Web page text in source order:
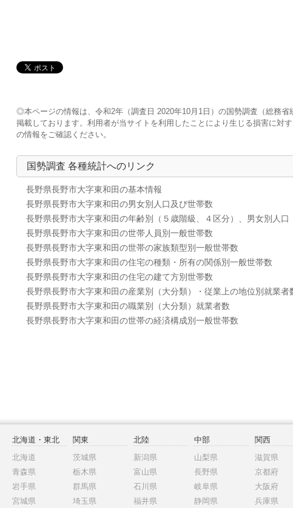
◎本ページの情報は、令和2年（調査日 2020年10月1日）の国勢調査（総務
掲載しております。利用者が当サイトを利用したことにより生じる損害に対
の情報をご確認ください。
国勢調査 各種統計へのリンク
長野県長野市大字東和田の基本情報
長野県長野市大字東和田の男女別人口及び世帯数
長野県長野市大字東和田の年齢別（５歳階級、４区分）、男女別人口
長野県長野市大字東和田の世帯人員別一般世帯数
長野県長野市大字東和田の世帯の家族類型別一般世帯数
長野県長野市大字東和田の住宅の種類・所有の関係別一般世帯数
長野県長野市大字東和田の住宅の建て方別世帯数
長野県長野市大字東和田の産業別（大分類）・従業上の地位別就業者
長野県長野市大字東和田の職業別（大分類）就業者数
長野県長野市大字東和田の世帯の経済構成別一般世帯数
北海道・東北
北海道
青森県
岩手県
宮城県
関東
茨城県
栃木県
群馬県
埼玉県
北陸
新潟県
富山県
石川県
福井県
中部
山梨県
長野県
岐阜県
静岡県
関西
滋賀県
京都府
大阪府
兵庫県